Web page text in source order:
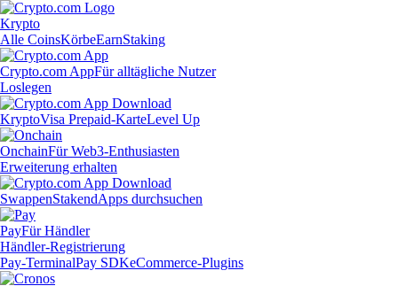
Krypto
Alle CoinsKörbeEarnStaking
Crypto.com AppFür alltägliche Nutzer
Loslegen
KryptoVisa Prepaid-KarteLevel Up
OnchainFür Web3-Enthusiasten
Erweiterung erhalten
SwappenStakendApps durchsuchen
PayFür Händler
Händler-Registrierung
Pay-TerminalPay SDKeCommerce-Plugins